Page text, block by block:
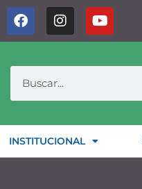
INSTITUCIONAL